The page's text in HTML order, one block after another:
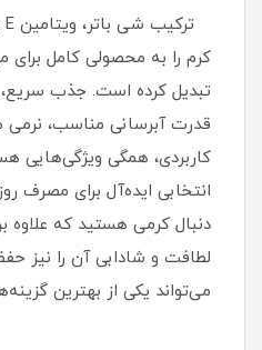
کرم را به محصولی کامل برای
تبدیل کرده است. جذب سریع،
قدرت آبرسانی مناسب، نرمی
کاربردی، همگی ویژگی‌هایی
انتخابی ایده‌آل برای مصرف
دنبال کرمی هستید که علاوه
لطافت و شادابی آن را نیز
می‌تواند یکی از بهترین